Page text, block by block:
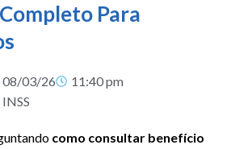
Para
08/03/26
11:40 pm
como consultar benefício